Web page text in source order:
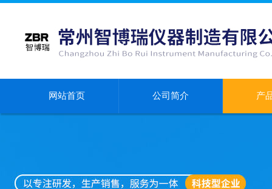
网站首页 公司简介 产